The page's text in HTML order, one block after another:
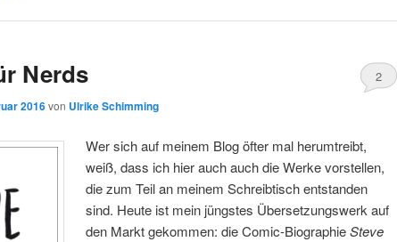
Nerds
2016von Ulrike Schimming
2
Wer sich auf meinem Blog öfter mal herumtreibt,
weiß, dass ich hier auch auch die Werke vorstellen,
die zum Teil an meinem Schreibtisch entstanden
sind. Heute ist mein jüngstes Übersetzungswerk auf
den Markt gekommen: die Comic-BiographieSteve